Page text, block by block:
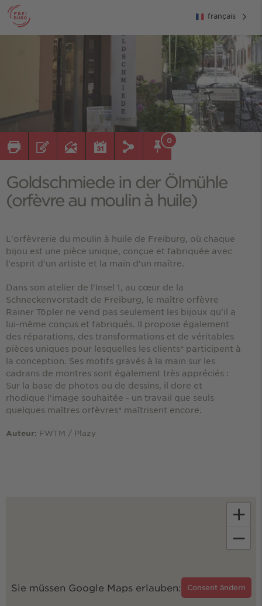
français
0
Goldschmiede in der Ölmühle
(orfèvre au moulin à huile)
L'orfèvrerie du moulin à huile de Freiburg, où chaque
bijou est une pièce unique, conçue et fabriquée avec
l'esprit d'un artiste et la main d'un maître.
Dans son atelier de l'Insel 1, au cœur de la
Schneckenvorstadt de Freiburg, le maître orfèvre
Rainer Töpler ne vend pas seulement les bijoux qu'il a
lui-même conçus et fabriqués. Il propose également
des réparations, des transformations et de véritables
pièces uniques pour lesquelles les clients* participent à
la conception. Ses motifs gravés à la main sur les
cadrans de montres sont également très appréciés :
Sur la base de photos ou de dessins, il dore et
rhodique l'image souhaitée - un travail que seuls
quelques maîtres orfèvres* maîtrisent encore.
Auteur: FWTM / Plazy
Sie müssen Google Maps erlauben: Consent ändern
+
−